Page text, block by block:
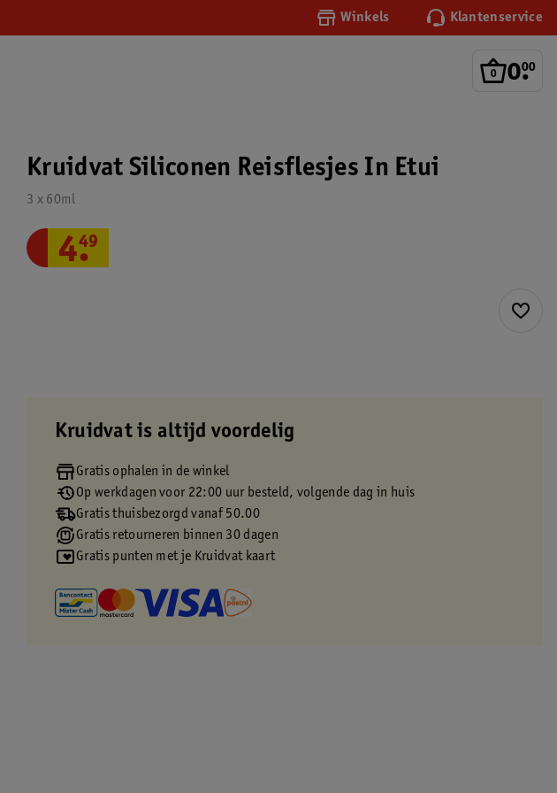
Winkels Klantenservice
0.
00
Kruidvat Siliconen Reisflesjes In Etui
3 x 60ml
4.
49
Kruidvat is altijd voordelig
Gratis ophalen in de winkel
Op werkdagen voor 22:00 uur besteld, volgende dag in huis
Gratis thuisbezorgd vanaf 50.00
Gratis retourneren binnen 30 dagen
Gratis punten met je Kruidvat kaart